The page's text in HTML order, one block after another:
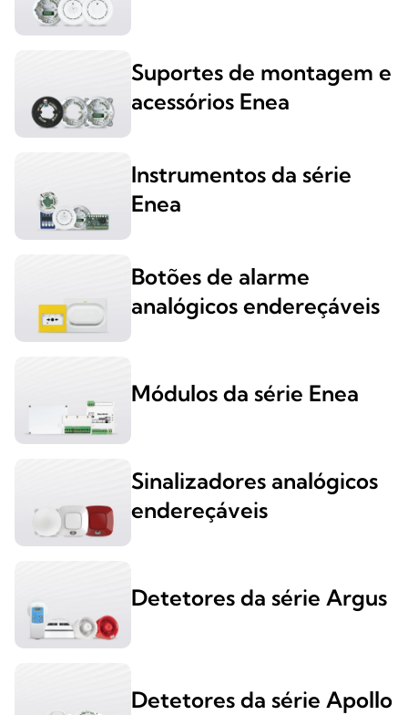
Suportes de montagem e
acessórios Enea
Instrumentos da série
Enea
Botões de alarme
analógicos endereçáveis
Módulos da série Enea
Sinalizadores analógicos
endereçáveis
Detetores da série Argus
Detetores da série Apollo